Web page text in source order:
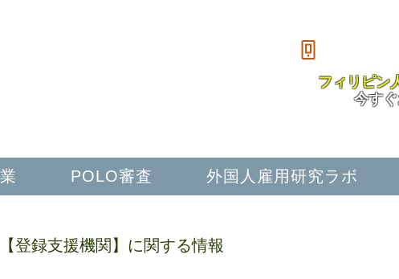
フィリピン
今す
POLO審査 外国人雇用研究ラボ
【登録支援機関】に関する情報